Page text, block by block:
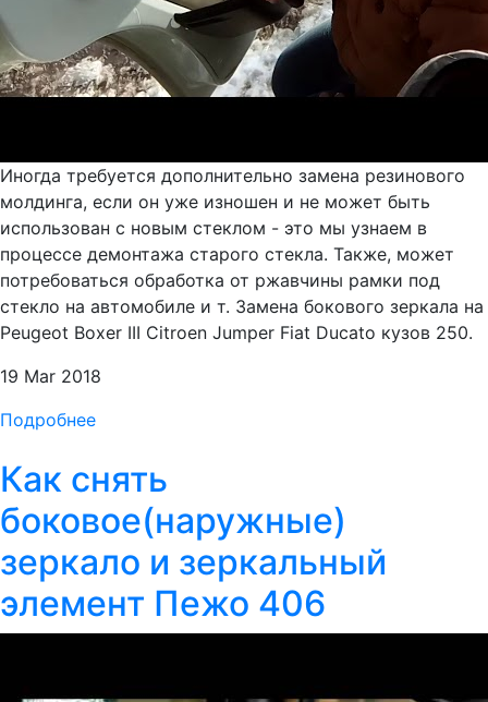
Иногда требуется дополнительно замена резинового
молдинга, если он уже изношен и не может быть
использован с новым стеклом - это мы узнаем в
процессе демонтажа старого стекла. Также, может
потребоваться обработка от ржавчины рамки под
стекло на автомобиле и т. Замена бокового зеркала на
Peugeot Boxer III Citroen Jumper Fiat Ducato кузов 250.
19 Mar 2018
Подробнее
Как снять
боковое(наружные)
зеркало и зеркальный
элемент Пежо 406